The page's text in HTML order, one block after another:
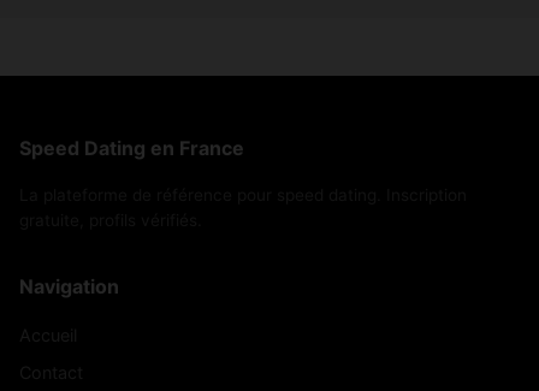
Speed Dating en France
Navigation